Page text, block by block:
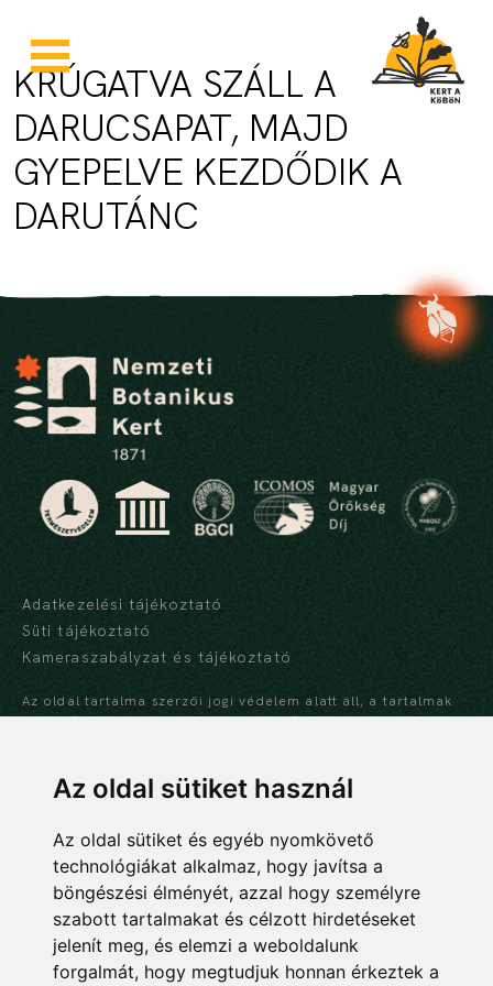
Az oldal sütiket használ
Az oldal sütiket és egyéb nyomkövető
technológiákat alkalmaz, hogy javítsa a
böngészési élményét, azzal hogy személyre
szabott tartalmakat és célzott hirdetéseket
jelenít meg, és elemzi a weboldalunk
forgalmát, hogy megtudjuk honnan érkeztek a
KRÚGATVA SZÁLL A
DARUCSAPAT, MAJD
GYEPELVE KEZDŐDIK A
DARUTÁNC
Adatkezelési tájékoztató
Süti tájékoztató
Kameraszabályzat és tájékoztató
Az oldal tartalma szerzői jogi védelem alatt áll, a tartalmak
NEMZETI BOTANIKUS KERT
Ökológiai Kutatóközpont
Ökológiai és Botanikai Intézet